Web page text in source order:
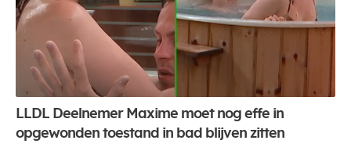
LLDL Deelnemer Maxime moet nog effe in
opgewonden toestand in bad blijven zitten